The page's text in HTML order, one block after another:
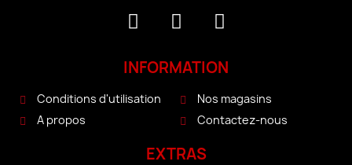
INFORMATION
Conditions d'utilisation
A propos
Nos magasins
Contactez-nous
EXTRAS